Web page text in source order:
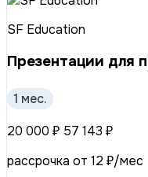
SF Education
Презентации для
1 мес.
20 000 ₽ 57 143 ₽
рассрочка от 12 ₽/мес